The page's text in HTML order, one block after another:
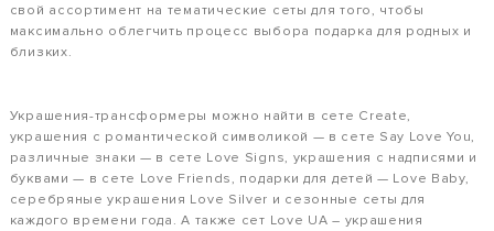
свой ассортимент на тематические сеты для того, чтобы
максимально облегчить процесс выбора подарка для родных и
близких.
Украшения-трансформеры можно найти в сете Create,
украшения с романтической символикой — в сете Say Love You,
различные знаки — в сете Love Signs, украшения с надписями и
буквами — в сете Love Friends, подарки для детей — Love Baby,
серебряные украшения Love Silver и сезонные сеты для
каждого времени года. А также сет Love UA – украшения